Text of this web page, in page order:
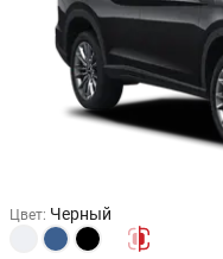
Цвет: Черный